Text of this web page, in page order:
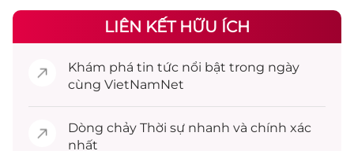
LIÊN KẾT HỮU ÍCH
Khám phá tin tức nổi bật trong ngày
cùng VietNamNet
Dòng chảy Thời sự nhanh và chính xác
nhất